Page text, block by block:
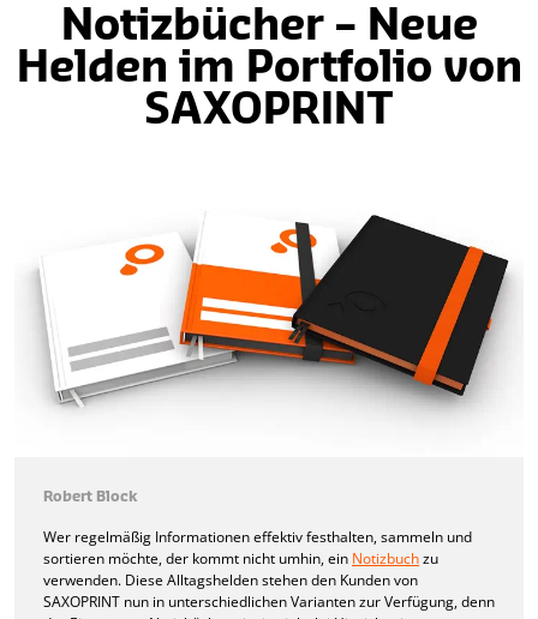
Notizbücher – Neue
Helden im Portfolio von
SAXOPRINT
Robert Block
Wer regelmäßig Informationen effektiv festhalten, sammeln und
sortieren möchte, der kommt nicht umhin, ein Notizbuchzu
verwenden. Diese Alltagshelden stehen den Kunden von
SAXOPRINT nun in unterschiedlichen Varianten zur Verfügung, denn